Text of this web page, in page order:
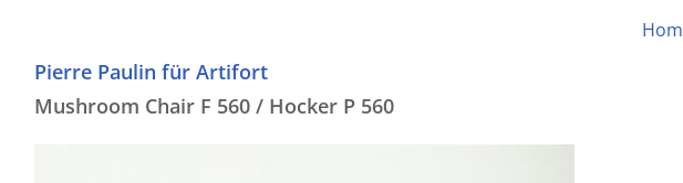
Pierre Paulin für Artifort
Mushroom Chair F 560 / Hocker P 560